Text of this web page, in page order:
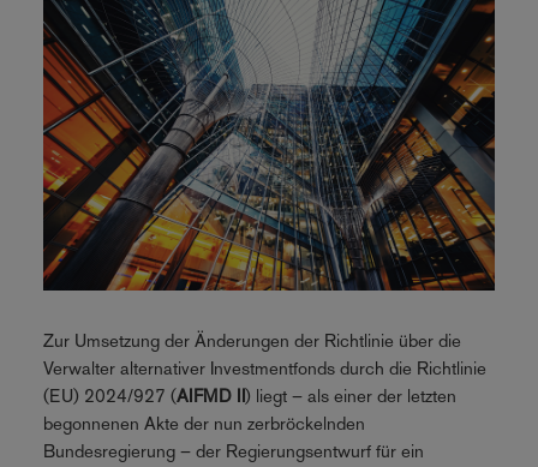
Zur Umsetzung der Änderungen der Richtlinie über die
Verwalter alternativer Investmentfonds durch die Richtlinie
(EU) 2024/927 (AIFMD II) liegt – als einer der letzten
begonnenen Akte der nun zerbröckelnden
Bundesregierung – der Regierungsentwurf für ein